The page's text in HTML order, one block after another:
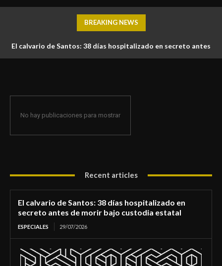
BREAKING NEWS
El calvario de Santos: 38 días hospitalizado en secreto antes
No hay publicaciones para mostrar
Recent articles
El calvario de Santos: 38 días hospitalizado en
secreto antes de morir bajo custodia estatal
ESPECIALES 29/07/2026